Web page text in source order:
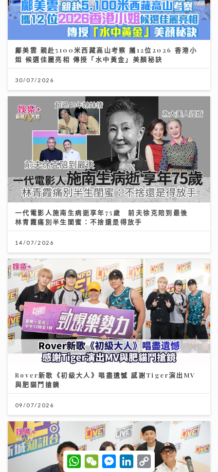
鄺美雲 親赴5100米西藏高山考察 攜12位2026 香港小
姐 候選佳麗亮相 傳授「水中黃金」美顏秘訣
30/07/2026
一代電影人施南生病逝享年75歲 前夫徐克陪到最後
林青霞痛別半生閨蜜：不捨還是得放手
14/07/2026
Rover新歌《初級大人》唱盡遺憾 感謝Tiger演出MV
與肥貓鬥搶鏡
09/07/2026
W
h
W
e
M
e
L
o